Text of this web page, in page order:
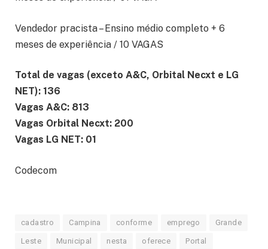
Vendedor pracista – Ensino médio completo + 6
meses de experiência / 10 VAGAS
Total de vagas (exceto A&C, Orbital Necxt e LG
NET): 136
Vagas A&C: 813
Vagas Orbital Necxt: 200
Vagas LG NET: 01
Codecom
cadastro Campina conforme emprego Grande
Leste Municipal nesta oferece Portal